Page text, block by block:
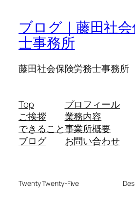
ブログ｜藤田社
士事務所
藤田社会保険労務士事務所
Top
ご挨拶
できること
ブログ
プロフィール
業務内容
事業所概要
お問い合わせ
Twenty Twenty-Five